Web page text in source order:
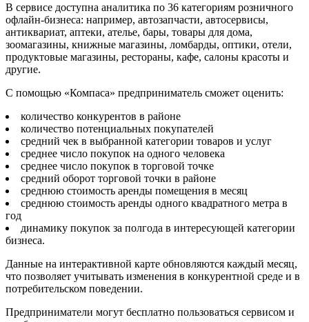
В сервисе доступна аналитика по 36 категориям розничного
офлайн-бизнеса: например, автозапчасти, автосервисы,
антиквариат, аптеки, ателье, бары, товары для дома,
зоомагазины, книжные магазины, ломбарды, оптики, отели,
продуктовые магазины, рестораны, кафе, салоны красоты и
другие.
С помощью «Компаса» предприниматель сможет оценить:
количество конкурентов в районе
количество потенциальных покупателей
средний чек в выбранной категории товаров и услуг
среднее число покупок на одного человека
среднее число покупок в торговой точке
средний оборот торговой точки в районе
среднюю стоимость аренды помещения в месяц
среднюю стоимость аренды одного квадратного метра в
год
динамику покупок за полгода в интересующей категории
бизнеса.
Данные на интерактивной карте обновляются каждый месяц,
что позволяет учитывать изменения в конкурентной среде и в
потребительском поведении.
Предприниматели могут бесплатно пользоваться сервисом и